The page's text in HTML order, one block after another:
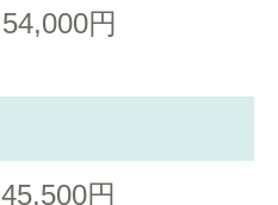
54,000円
45,500円